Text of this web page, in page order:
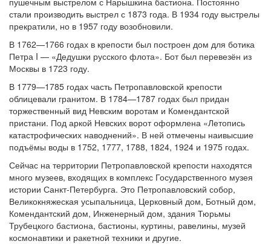
стали производить выстрел с 1873 года. В 1934 году выстрелы
прекратили, но в 1957 году возобновили.
В 1762—1766 годах в крепости был построен дом для ботика
Петра I — «Дедушки русского флота». Бот был перевезён из
Москвы в 1723 году.
В 1779—1785 годах часть Петропавловской крепости
облицевали гранитом. В 1784—1787 годах был придан
торжественный вид Невским воротам и Комендантской
пристани. Под аркой Невских ворот оформлена «Летопись
катастрофических наводнений». В ней отмечены наивысшие
подъёмы воды в 1752, 1777, 1788, 1824, 1924 и 1975 годах.
Сейчас на территории Петропавловской крепости находятся
много музеев, входящих в комплекс Государственного музея
истории Санкт-Петербурга. Это Петропавловский собор,
Великокняжеская усыпальница, Церковный дом, Ботный дом,
Комендантский дом, Инженерный дом, здания Тюрьмы
Трубецкого бастиона, бастионы, куртины, равелины, музей
космонавтики и ракетной техники и другие.